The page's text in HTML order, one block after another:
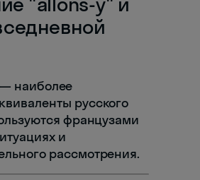
наиболее
русского
французами
и
рассмотрения.